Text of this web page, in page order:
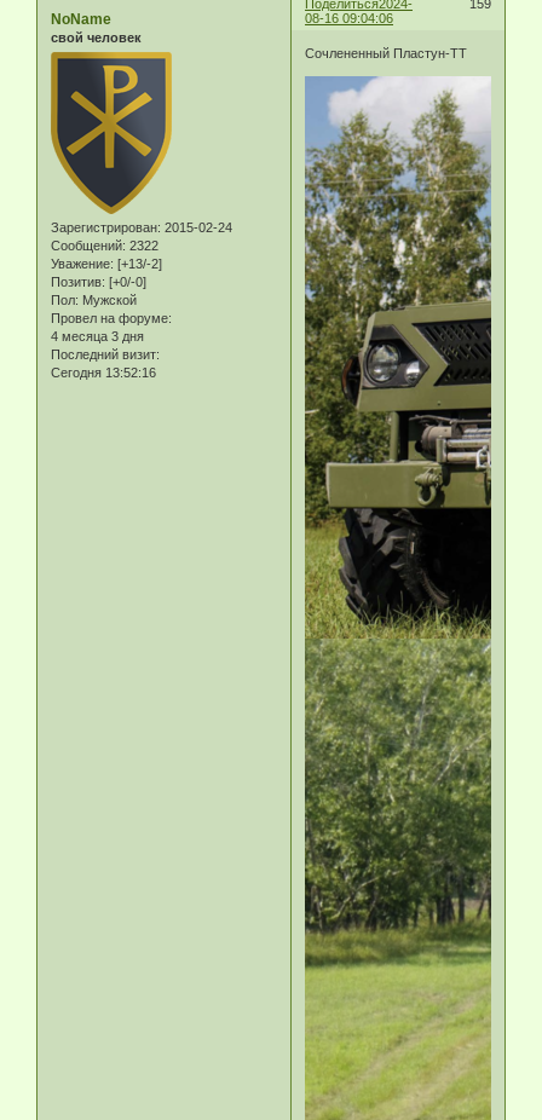
Поделиться 159
2024-
08-16 09:04:06
NoName
свой человек
Зарегистрирован: 2015-02-24
Сообщений: 2322
Уважение: [+13/-2]
Позитив: [+0/-0]
Пол: Мужской
Провел на форуме:
4 месяца 3 дня
Последний визит:
Сегодня 13:52:16
Cочлененный Пластун-ТТ